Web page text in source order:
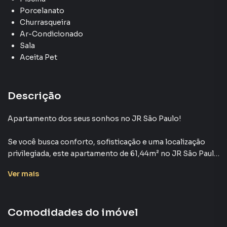
Porcelanato
Churrasqueira
Ar-Condicionado
Sala
Aceita Pet
Descrição
Apartamento dos seus sonhos no JR São Paulo!
Se você busca conforto, sofisticação e uma localização
privilegiada, este apartamento de 61,44m² no JR São Paulo
ambientes amplos e funcionais.
Ver mais
Comodidades do imóvel